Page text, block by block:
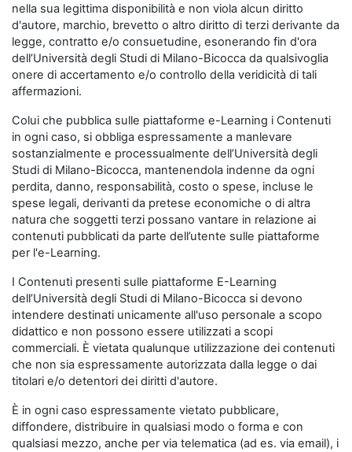
nella sua legittima disponibilità e non viola alcun diritto
d'autore, marchio, brevetto o altro diritto di terzi derivante da
legge, contratto e/o consuetudine, esonerando fin d'ora
dell’Università degli Studi di Milano-Bicocca da qualsivoglia
onere di accertamento e/o controllo della veridicità di tali
affermazioni.
Colui che pubblica sulle piattaforme e-Learning i Contenuti
in ogni caso, si obbliga espressamente a manlevare
sostanzialmente e processualmente dell’Università degli
Studi di Milano-Bicocca, mantenendola indenne da ogni
perdita, danno, responsabilità, costo o spese, incluse le
spese legali, derivanti da pretese economiche o di altra
natura che soggetti terzi possano vantare in relazione ai
contenuti pubblicati da parte dell’utente sulle piattaforme
per l'e-Learning.
I Contenuti presenti sulle piattaforme E-Learning
dell’Università degli Studi di Milano-Bicocca si devono
intendere destinati unicamente all'uso personale a scopo
didattico e non possono essere utilizzati a scopi
commerciali. È vietata qualunque utilizzazione dei contenuti
che non sia espressamente autorizzata dalla legge o dai
titolari e/o detentori dei diritti d'autore.
È in ogni caso espressamente vietato pubblicare,
diffondere, distribuire in qualsiasi modo o forma e con
qualsiasi mezzo, anche per via telematica (ad es. via email), i